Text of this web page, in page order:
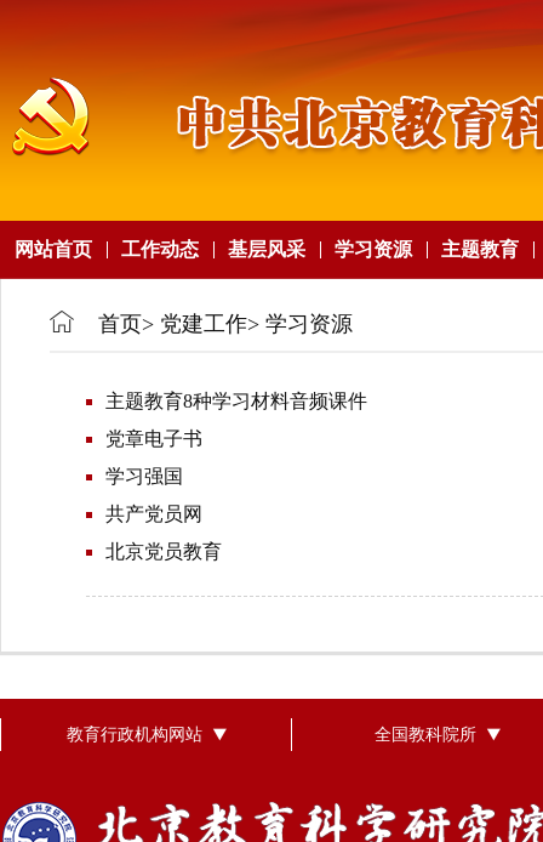
网站首页 工作动态 基层风采 学习资源 主题教育
首页> 党建工作> 学习资源
主题教育8种学习材料音频课件
党章电子书
学习强国
共产党员网
北京党员教育
教育行政机构网站 全国教科院所